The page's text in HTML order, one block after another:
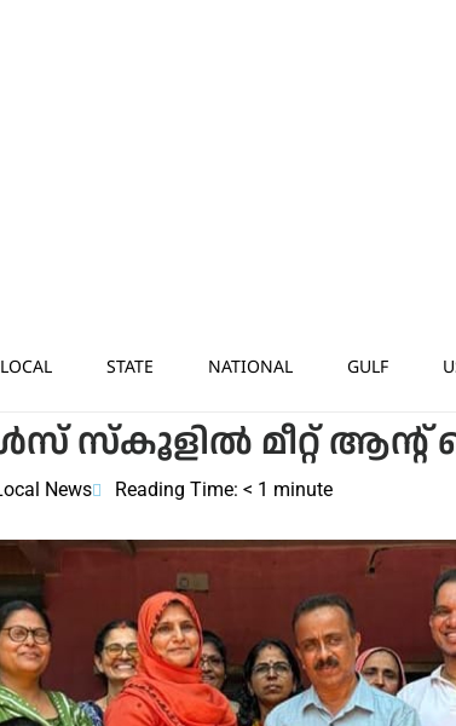
LOCAL STATE NATIONAL GULF
സ്കൂളിൽ മീറ്റ് ആന്റ്
News Reading Time: < 1 minute